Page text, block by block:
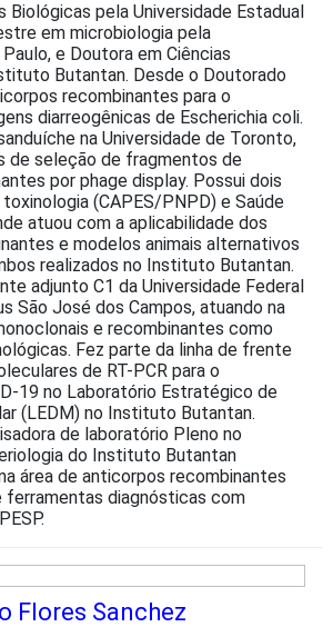
Biológicas pela Universidade Estadual
em microbiologia pela
e Doutora em Ciências
Butantan. Desde o Doutorado
recombinantes para o
diarreogênicas de Escherichia coli.
na Universidade de Toronto,
de seleção de fragmentos de
por phage display. Possui dois
(CAPES/PNPD) e Saúde
atuou com a aplicabilidade dos
e modelos animais alternativos
realizados no Instituto Butantan.
adjunto C1 da Universidade Federal
São José dos Campos, atuando na
e recombinantes como
Fez parte da linha de frente
de RT-PCR para o
19 no Laboratório Estratégico de
(LEDM) no Instituto Butantan.
de laboratório Pleno no
do Instituto Butantan
área de anticorpos recombinantes
diagnósticas com
Flores Sanchez